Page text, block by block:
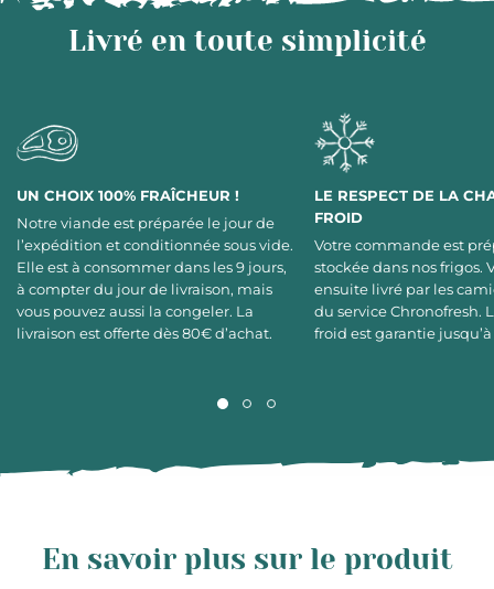
Livré en toute simplicité
UN CHOIX 100% FRAÎCHEUR !
Notre viande est préparée le jour de
l’expédition et conditionnée sous vide.
Elle est à consommer dans les 9 jours,
à compter du jour de livraison, mais
vous pouvez aussi la congeler. La
livraison est offerte dès 80€ d’achat.
LE RESPECT DE LA
FROID
Votre commande est
stockée dans nos frigos.
ensuite livré par les
du service Chronofresh.
froid est garantie
En savoir plus sur le produit